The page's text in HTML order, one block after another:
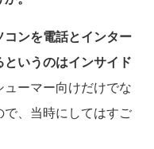
コンを電話とインター
いうのはインサイド
ューマー向けだけでな
で、当時にしてはすご